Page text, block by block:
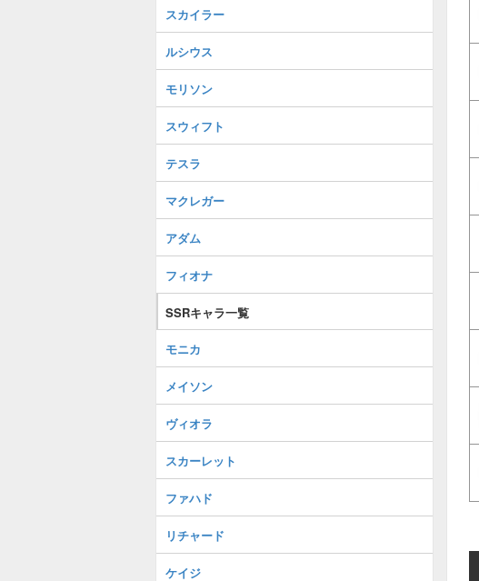
スカイラー
ルシウス
モリソン
スウィフト
テスラ
マクレガー
アダム
フィオナ
SSRキャラ一覧
モニカ
メイソン
ヴィオラ
スカーレット
ファハド
リチャード
ケイジ